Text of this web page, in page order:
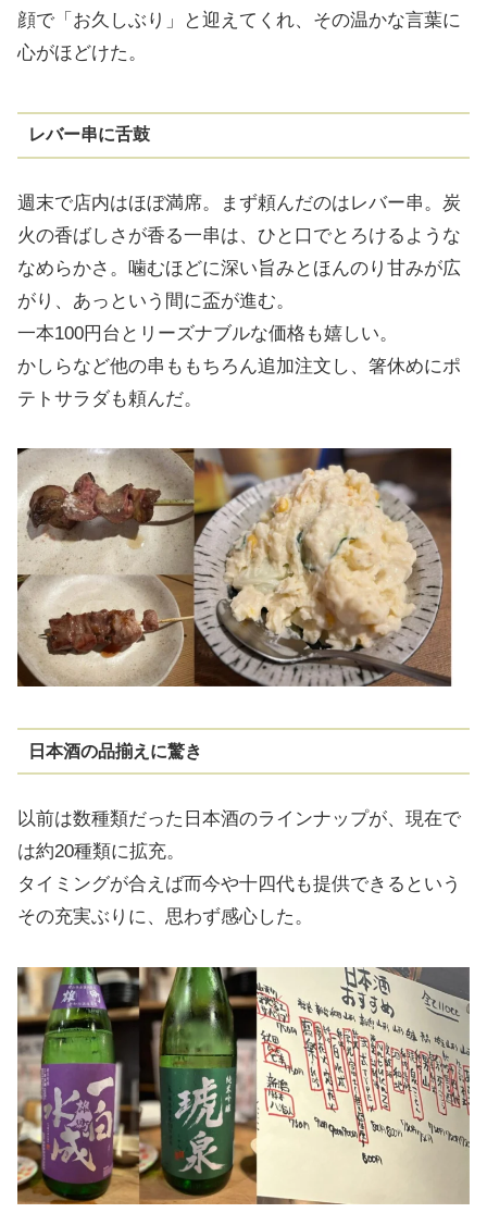
顔で「お久しぶり」と迎えてくれ、その温かな言葉に
心がほどけた。
レバー串に舌鼓
週末で店内はほぼ満席。まず頼んだのはレバー串。炭
火の香ばしさが香る一串は、ひと口でとろけるような
なめらかさ。噛むほどに深い旨みとほんのり甘みが広
がり、あっという間に盃が進む。
一本100円台とリーズナブルな価格も嬉しい。
かしらなど他の串ももちろん追加注文し、箸休めにポ
テトサラダも頼んだ。
日本酒の品揃えに驚き
以前は数種類だった日本酒のラインナップが、現在で
は約20種類に拡充。
タイミングが合えば而今や十四代も提供できるという
その充実ぶりに、思わず感心した。